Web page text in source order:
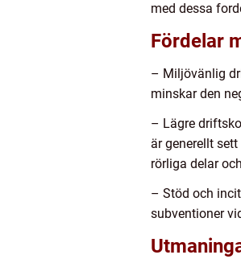
med dessa
Fördelar
– Miljövänlig
minskar den
– Lägre
är generellt
rörliga delar
– Stöd och
subventioner